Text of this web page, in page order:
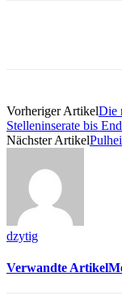
Vorheriger ArtikelDie
Stelleninserate bis
Nächster Artikel
dzytig
Verwandte Artikel